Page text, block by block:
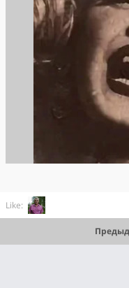
Like: